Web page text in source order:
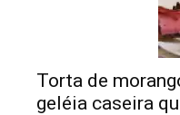
Torta de
geléia caseira